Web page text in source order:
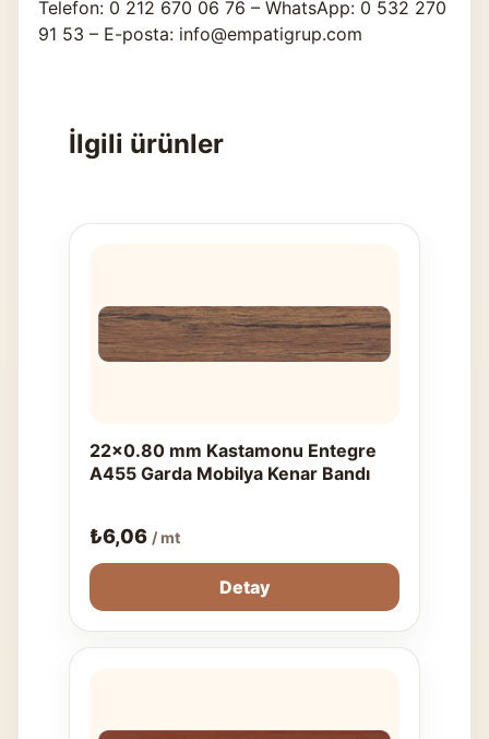
Telefon: 0 212 670 06 76 – WhatsApp: 0 532 270
91 53 – E-posta: info@empatigrup.com
İlgili ürünler
22x0.80 mm Kastamonu Entegre
A455 Garda Mobilya Kenar Bandı
₺6,06 / mt
Detay